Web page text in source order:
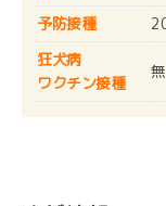
予防接種
狂犬病
ワクチン接種
無